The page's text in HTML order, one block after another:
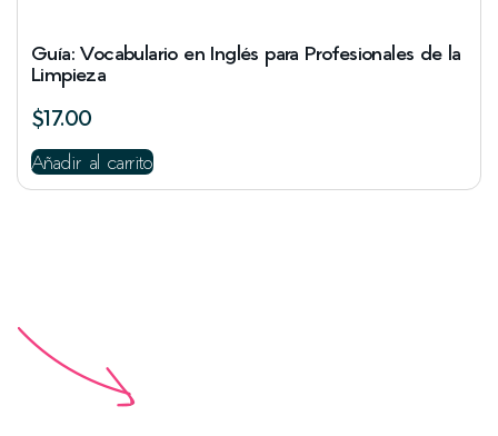
Guía: Vocabulario en Inglés para Profesionales de la
Limpieza
$17.00
Añadir al carrito